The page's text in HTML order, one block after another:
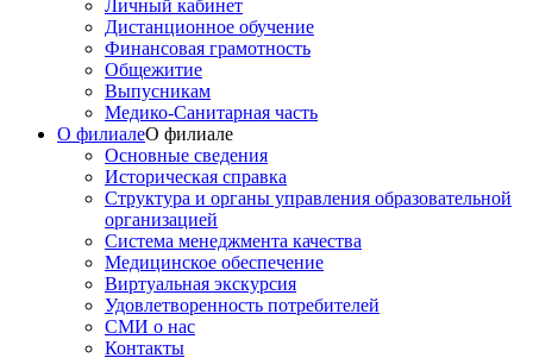
Личный кабинет
Дистанционное обучение
Финансовая грамотность
Общежитие
Выпусникам
Медико-Санитарная часть
О филиалеО филиале
Основные сведения
Историческая справка
Структура и органы управления образовательной
организацией
Система менеджмента качества
Медицинское обеспечение
Виртуальная экскурсия
Удовлетворенность потребителей
СМИ о нас
Контакты